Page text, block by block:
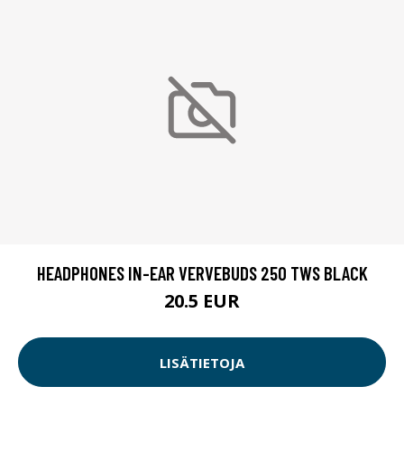
HEADPHONES IN-EAR VERVEBUDS 250 TWS BLACK
20.5 EUR
LISÄTIETOJA